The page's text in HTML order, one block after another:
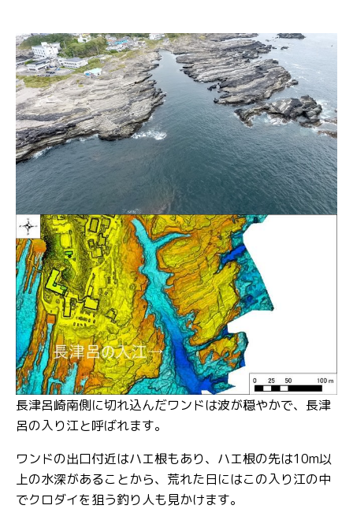
長津呂崎南側に切れ込んだワンドは波が穏やかで、長津
呂の入り江と呼ばれます。
ワンドの出口付近はハエ根もあり、ハエ根の先は10m以
上の水深があることから、荒れた日にはこの入り江の中
でクロダイを狙う釣り人も見かけます。